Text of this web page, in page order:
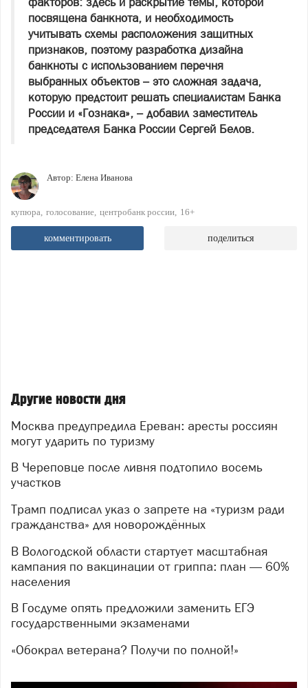
посвящена банкнота, и необходимость
учитывать схемы расположения защитных
признаков, поэтому разработка дизайна
банкноты с использованием перечня
выбранных объектов – это сложная задача,
которую предстоит решать специалистам Банка
России и «Гознака», – добавил заместитель
председателя Банка России Сергей Белов.
Автор: Елена Иванова
купюра голосование центробанк россии 16+
комментировать поделиться
Другие новости дня
Москва предупредила Ереван: аресты россиян
могут ударить по туризму
В Череповце после ливня подтопило восемь
участков
Трамп подписал указ о запрете на «туризм ради
гражданства» для новорождённых
В Вологодской области стартует масштабная
кампания по вакцинации от гриппа: план — 60%
населения
В Госдуме опять предложили заменить ЕГЭ
государственными экзаменами
«Обокрал ветерана? Получи по полной!»